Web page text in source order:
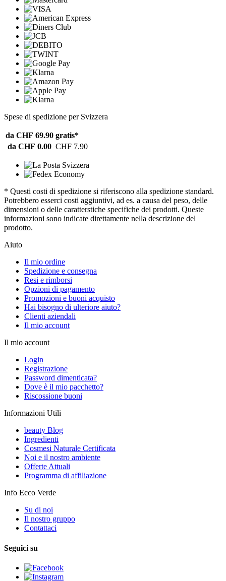
Spese di spedizione per Svizzera
da CHF 69.90 gratis*
da CHF 0.00 CHF 7.90
* Questi costi di spedizione si riferiscono alla spedizione standard.
Potrebbero esserci costi aggiuntivi, ad es. a causa del peso, delle
dimensioni o delle caratterstiche specifiche dei prodotti. Queste
informazioni sono indicate direttamente nella descrizione del
prodotto.
Aiuto
Il mio ordine
Spedizione e consegna
Resi e rimborsi
Opzioni di pagamento
Promozioni e buoni acquisto
Hai bisogno di ulteriore aiuto?
Clienti aziendali
Il mio account
Il mio account
Login
Registrazione
Password dimenticata?
Dove è il mio pacchetto?
Riscossione buoni
Informazioni Utili
beauty Blog
Ingredienti
Cosmesi Naturale Certificata
Noi e il nostro ambiente
Offerte Attuali
Programma di affiliazione
Info Ecco Verde
Su di noi
Il nostro gruppo
Contattaci
Seguici su